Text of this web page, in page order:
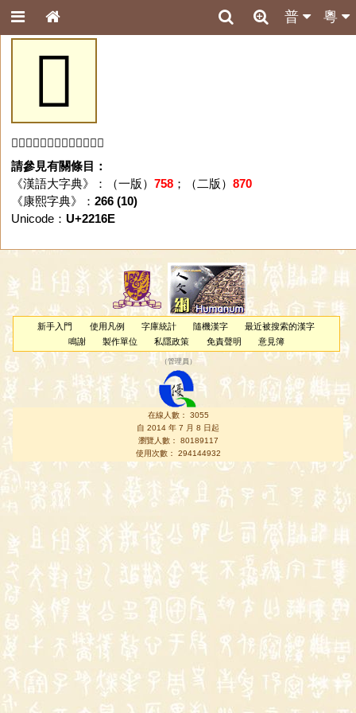
粵
普
𢅮
「𢅮」字未收錄於本資料庫。
請參見有關條目：
《漢語大字典》：（一版） 758；（二版） 870
《康熙字典》： 266 (10)
Unicode： U+2216E
新手入門 使用凡例 字庫統計 隨機漢字
最近被搜索的漢字
鳴謝
製作單位 私隱政策 免責聲明 意見簿
（管理員 ）
在線人數： 3055
自 2014 年 7 月 8 日起
瀏覽人數： 80189117
使用次數： 294144932